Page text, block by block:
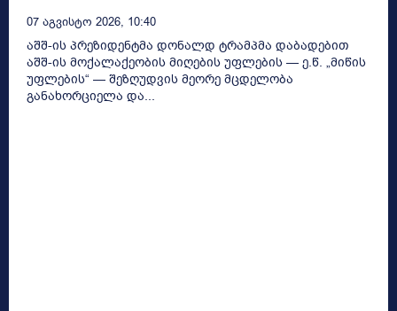
07 Აგვისტო 2026, 10:40
აშშ-ის პრეზიდენტმა დონალდ ტრამპმა დაბადებით
აშშ-ის მოქალაქეობის მიღების უფლების — ე.წ. „მიწის
უფლების“ — შეზღუდვის მეორე მცდელობა
განახორციელა და...